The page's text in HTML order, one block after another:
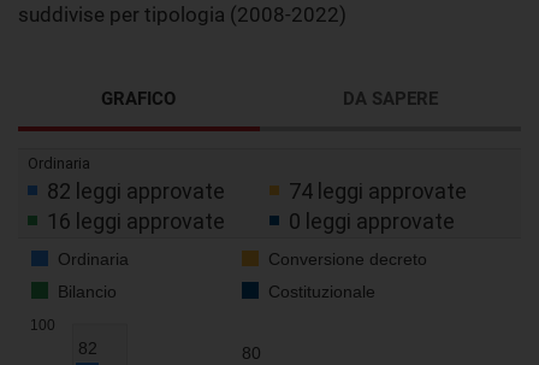
suddivise per tipologia (2008-2022)
GRAFICO DA SAPERE